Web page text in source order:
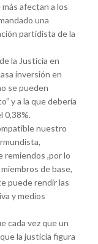
afectan a los
una
partidista de la
la Justicia en
inversión en
se pueden
y a la que debería
0,38%.
nuestro
remiendos ,por lo
de base,
puede rendir las
y medios
cada vez que un
la justicia figura